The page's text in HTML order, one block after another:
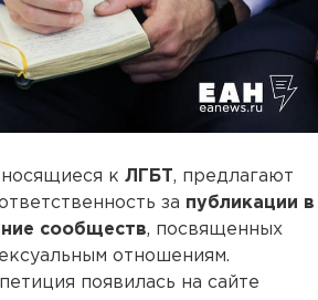
к ЛГБТ, предлагают
за публикации в
сообществ, посвященных
отношениям.
появилась на сайте